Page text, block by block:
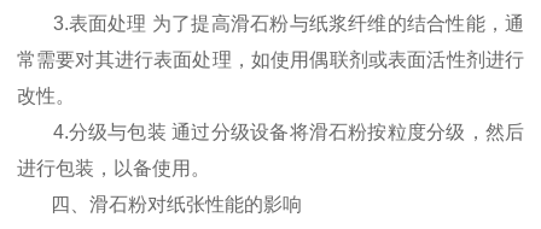
3.表面处理 为了提高滑石粉与纸浆纤维的结合性能，通
常需要对其进行表面处理，如使用偶联剂或表面活性剂进行
改性。
4.分级与包装 通过分级设备将滑石粉按粒度分级，然后
进行包装，以备使用。
四、滑石粉对纸张性能的影响